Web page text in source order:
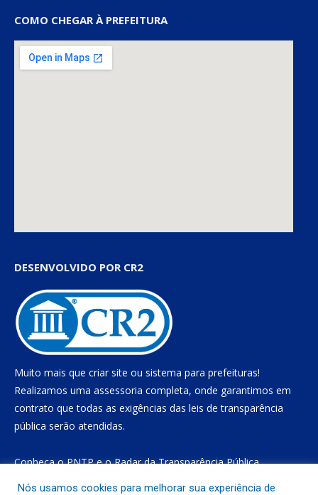
COMO CHEGAR À PREFEITURA
DESENVOLVIDO POR CR2
Muito mais que criar site ou sistema para prefeituras!
Realizamos uma assessoria completa, onde garantimos em
contrato que todas as exigências das leis de transparência
pública serão atendidas.
Conheça oPNTPe oRadar da Transparência Pública
Nós usamos cookies para melhorar sua experiência de